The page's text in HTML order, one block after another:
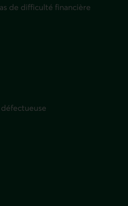
de difficulté financière